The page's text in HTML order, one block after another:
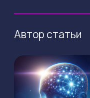
Автор статьи